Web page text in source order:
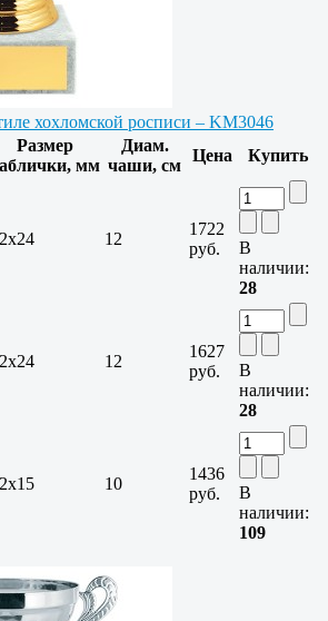
хохломской росписи – KM3046
Размер
мм
Диам.
чаши, см
Цена Купить
12
1722
руб.
В
наличии:
28
12
1627
руб.
В
наличии:
28
10
1436
руб.
В
наличии:
109